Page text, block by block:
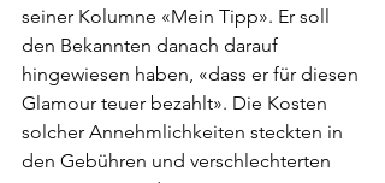
seiner Kolumne «Mein Tipp». Er soll
den Bekannten danach darauf
hingewiesen haben, «dass er für diesen
Glamour teuer bezahlt». Die Kosten
solcher Annehmlichkeiten steckten in
den Gebühren und verschlechterten